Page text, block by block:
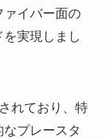
ァイバー面の
実現しまし
れており、特
プレースタ